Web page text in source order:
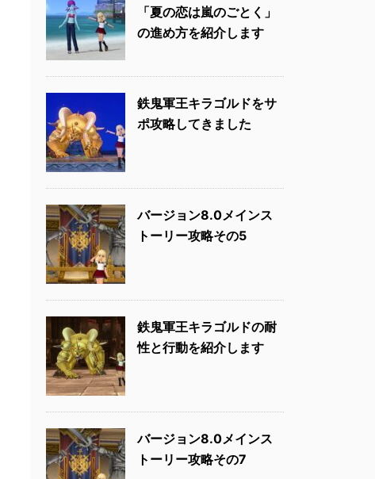
「夏の恋は嵐のごとく」
の進め方を紹介します
鉄鬼軍王キラゴルドをサ
ポ攻略してきました
バージョン8.0メインス
トーリー攻略その5
鉄鬼軍王キラゴルドの耐
性と行動を紹介します
バージョン8.0メインス
トーリー攻略その7